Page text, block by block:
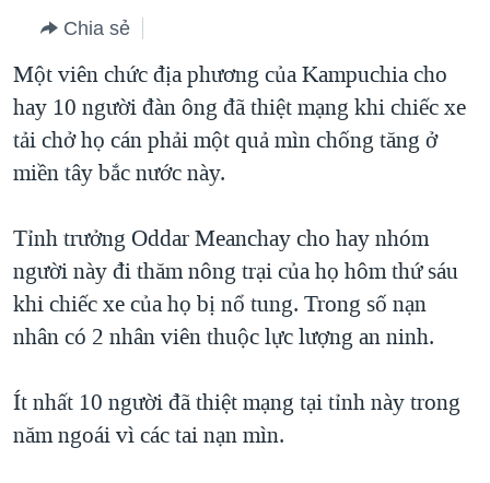
chính
điều
hướng
chính
Đi
"Tìm"
BLOG
DIỄN ĐÀN
MỤC
TỰ DO BÁO CHÍ
NGƯỜI VIỆT HẢI NGOẠI
ĐỜI SỐNG
SỨC KHOẺ
VĂN HOÁ
CHUYÊN ĐỀ
HÀNH TRÌNH BẦU CỬ 2024
MỘT NĂM CHIẾN TRANH TẠI DẢI GAZA
GIẢI MÃ VÀNH ĐAI & CON ĐƯỜNG
TRỊNH VĨNH BÌNH - NGƯỜI HẠ 'BÊN THẮNG CUỘC'
VIDEO
NGHE
MẠNG XÃ HỘI
Ngôn ngữ khác
Chia sẻ
Một viên chức địa phương của Kampuchia cho
hay 10 người đàn ông đã thiệt mạng khi chiếc xe
tải chở họ cán phải một quả mìn chống tăng ở
miền tây bắc nước này.
Tỉnh trưởng Oddar Meanchay cho hay nhóm
người này đi thăm nông trại của họ hôm thứ sáu
khi chiếc xe của họ bị nổ tung. Trong số nạn
nhân có 2 nhân viên thuộc lực lượng an ninh.
Ít nhất 10 người đã thiệt mạng tại tỉnh này trong
năm ngoái vì các tai nạn mìn.